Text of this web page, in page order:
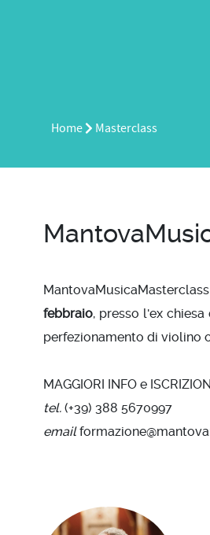
Home Masterclass
febbraio, presso l'ex
perfezionamento di violino
MAGGIORI INFO e
tel. (+39) 388 5670997
email